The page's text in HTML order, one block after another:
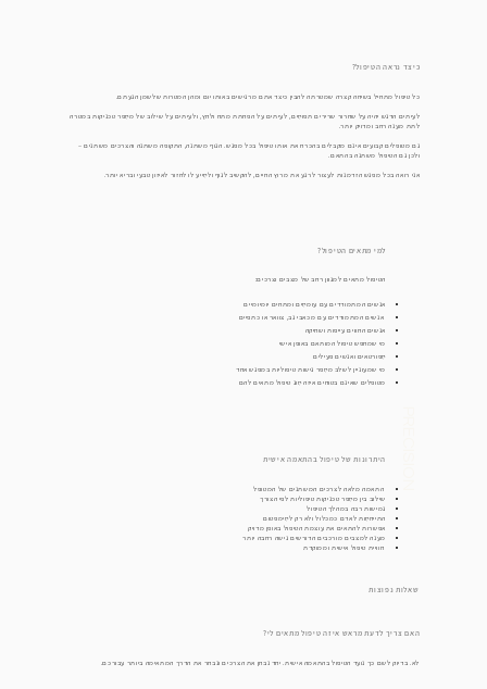
כיצד נראה הטיפול?
כל טיפול מתחיל בשיחה קצרה שמטרתה להבין כיצד אתם מרגישים באותו יום ומהן המטרות שלשמן הגעתם.
לעיתים הדגש יהיה על שחרור שרירים תפוסים, לעיתים על הפחתת מתח ולחץ, ולעיתים על שילוב של מספר טכניקות במטרה
לתת מענה רחב ומדויק יותר.
גם מטופלים קבועים אינם מקבלים בהכרח את אותו טיפול בכל מפגש. הגוף משתנה, התקופה משתנה והצרכים משתנים –
ולכן גם הטיפול משתנה בהתאם.
אני רואה בכל מפגש הזדמנות לעצור לרגע את מרוץ החיים, להקשיב לגוף ולסייע לו לחזור לאיזון טבעי ובריא יותר.
למי מתאים הטיפול?
הטיפול מתאים למגוון רחב של מצבים וצרכים:
אנשים המתמודדים עם עומסים ומתחים יומיומיים
אנשים המתמודדים עם מכאבי גב, צוואר או כתפיים
אנשים החווים עייפות ושחיקה
מי שמחפש טיפול המותאם באופן אישי
ספורטאים ואנשים פעילים
מי שמעוניין לשלב מספר גישות טיפוליות במפגש אחד
מטופלים שאינם בטוחים איזה סוג טיפול מתאים להם
היתרונות של טיפול בהתאמה אישית
התאמה מלאה לצרכים המשתנים של המטופל
שילוב בין מספר טכניקות טיפוליות לפי הצורך
גמישות רבה במהלך הטיפול
התייחסות לאדם כמכלול ולא רק לסימפטום
אפשרות להתאים את עוצמת הטיפול באופן מדויק
מענה למצבים מורכבים הדורשים גישה רחבה יותר
חוויית טיפול אישית וממוקדת
שאלות נפוצות
האם צריך לדעת מראש איזה טיפול מתאים לי?
לא. בדיוק לשם כך נועד הטיפול בהתאמה אישית. יחד נבחן את הצרכים ונבחר את הדרך המתאימה ביותר עבורכם.